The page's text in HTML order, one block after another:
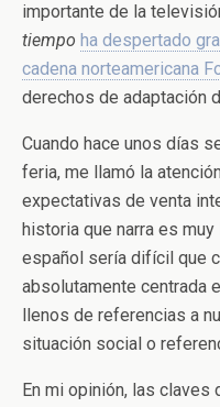
importante de la
tiempo ha despertado
cadena norteamericana
derechos de adaptación
Cuando hace unos días
feria, me llamó la
expectativas de venta
historia que narra es
español sería difícil que
absolutamente centrada
llenos de referencias a
situación social o
En mi opinión, las claves